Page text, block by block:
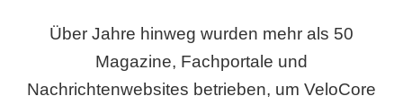
Über Jahre hinweg wurden mehr als 50
Magazine, Fachportale und
Nachrichtenwebsites betrieben, um VeloCore